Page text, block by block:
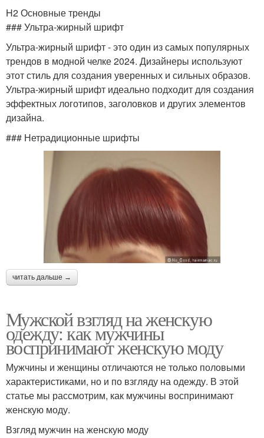
H2 Основные тренды
### Ультра-жирный шрифт
Ультра-жирный шрифт - это один из самых популярных
трендов в модной челке 2024. Дизайнеры используют
этот стиль для создания уверенных и сильных образов.
Ультра-жирный шрифт идеально подходит для создания
эффектных логотипов, заголовков и других элементов
дизайна.
### Нетрадиционные шрифты
читать дальше →
Мужской взгляд на женскую
одежду: как мужчины
воспринимают женскую моду
Мужчины и женщины отличаются не только половыми
характеристиками, но и по взгляду на одежду. В этой
статье мы рассмотрим, как мужчины воспринимают
женскую моду.
Взгляд мужчин на женскую моду